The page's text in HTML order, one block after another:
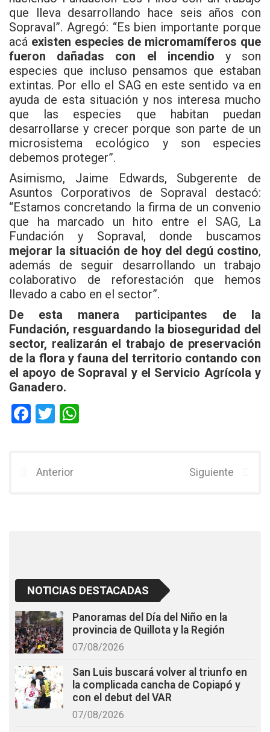
que lleva desarrollando hace seis años con
Sopraval”. Agregó: “Es bien importante porque
acá existen especies de micromamíferos que
fueron dañadas con el incendio y son
especies que incluso pensamos que estaban
extintas. Por ello el SAG en este sentido va en
ayuda de esta situación y nos interesa mucho
que las especies que habitan puedan
desarrollarse y crecer porque son parte de un
microsistema ecológico y son especies
debemos proteger”.
Asimismo, Jaime Edwards, Subgerente de
Asuntos Corporativos de Sopraval destacó:
“Estamos concretando la firma de un convenio
que ha marcado un hito entre el SAG, La
Fundación y Sopraval, donde buscamos
mejorar la situación de hoy del degú costino,
además de seguir desarrollando un trabajo
colaborativo de reforestación que hemos
llevado a cabo en el sector”.
De esta manera participantes de la
Fundación, resguardando la bioseguridad del
sector, realizarán el trabajo de preservación
de la flora y fauna del territorio contando con
el apoyo de Sopraval y el Servicio Agrícola y
Ganadero.
F
b
T
er
Anterior Siguiente
NOTICIAS DESTACADAS
Panoramas del Día del Niño en la
provincia de Quillota y la Región
07/08/2026
San Luis buscará volver al triunfo en
la complicada cancha de Copiapó y
con el debut del VAR
07/08/2026